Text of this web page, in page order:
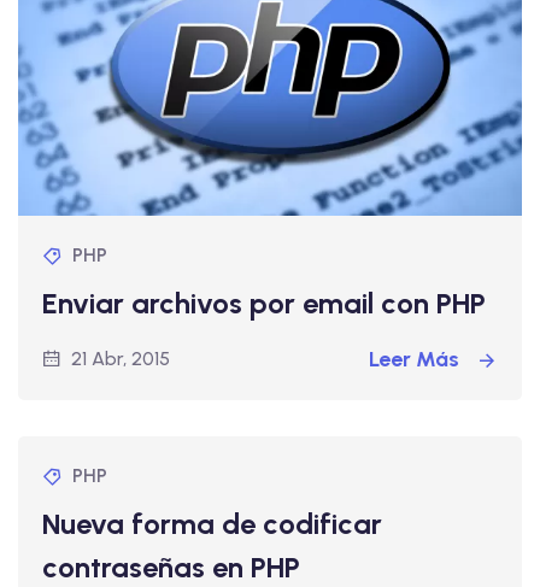
PHP
Enviar archivos por email con PHP
21 Abr, 2015 Leer Más
PHP
Nueva forma de codificar
contraseñas en PHP